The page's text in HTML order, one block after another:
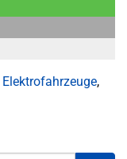
Elektrofahrzeuge,